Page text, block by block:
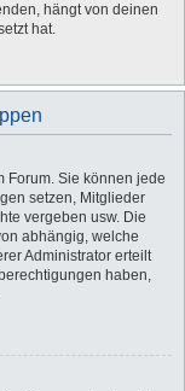
hängt von deinen
hat.
Forum. Sie können jede
setzen, Mitglieder
vergeben usw. Die
abhängig, welche
Administrator erteilt
haben,